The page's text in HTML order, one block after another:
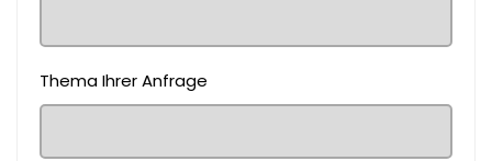
Thema Ihrer Anfrage